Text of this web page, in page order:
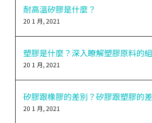
耐高溫矽膠是什麼？
20 1 月, 2021
塑膠是什麼？深入瞭解塑膠原料的
20 1 月, 2021
矽膠跟橡膠的差別？矽膠跟塑膠的
20 1 月, 2021